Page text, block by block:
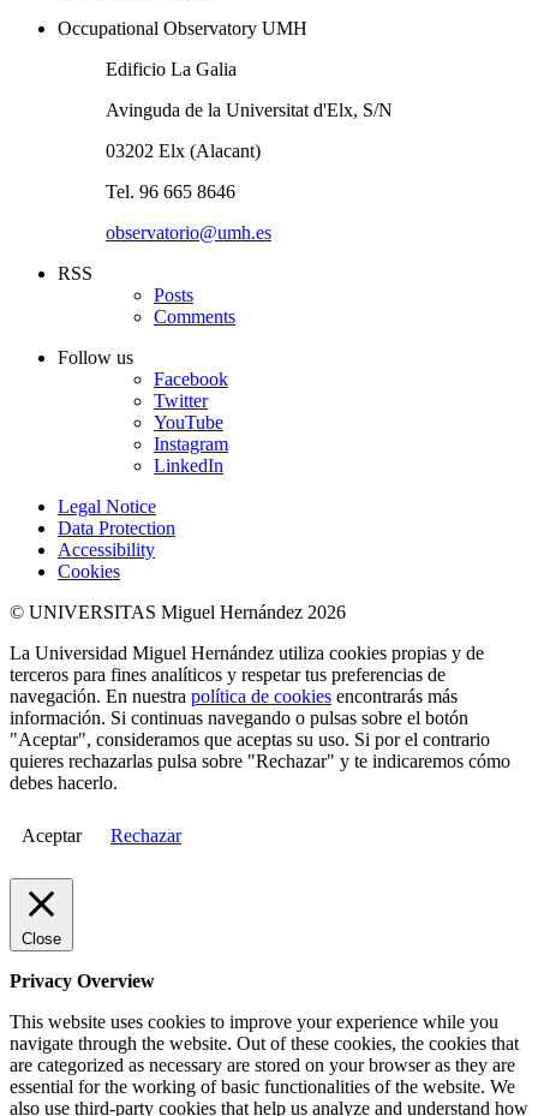
Occupational Observatory UMH
Edificio La Galia
Avinguda de la Universitat d'Elx, S/N
03202 Elx (Alacant)
Tel. 96 665 8646
observatorio@umh.es
RSS
Posts
Comments
Follow us
Facebook
Twitter
YouTube
Instagram
LinkedIn
Legal Notice
Data Protection
Accessibility
Cookies
© UNIVERSITAS Miguel Hernández 2026
La Universidad Miguel Hernández utiliza cookies propias y de
terceros para fines analíticos y respetar tus preferencias de
navegación. En nuestra política de cookies encontrarás más
información. Si continuas navegando o pulsas sobre el botón
"Aceptar", consideramos que aceptas su uso. Si por el contrario
quieres rechazarlas pulsa sobre "Rechazar" y te indicaremos cómo
debes hacerlo.
Aceptar Rechazar
Close
Privacy Overview
This website uses cookies to improve your experience while you
navigate through the website. Out of these cookies, the cookies that
are categorized as necessary are stored on your browser as they are
essential for the working of basic functionalities of the website. We
also use third-party cookies that help us analyze and understand how